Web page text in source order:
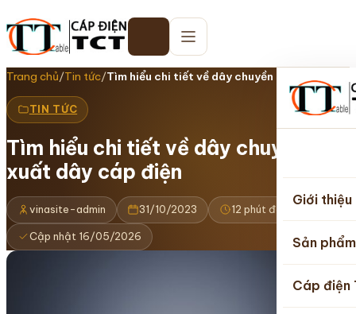
Giới thiệu
Sản phẩm
Cáp điện
Trang chủ/Tin tức/Tìm hiểu chi tiết về dây chuyền sản xuất…
TIN TỨC
Tìm hiểu chi tiết về dây chuyền sản
xuất dây cáp điện
vinasite-admin 31/10/2023 12 phút đọc
Cập nhật 16/05/2026